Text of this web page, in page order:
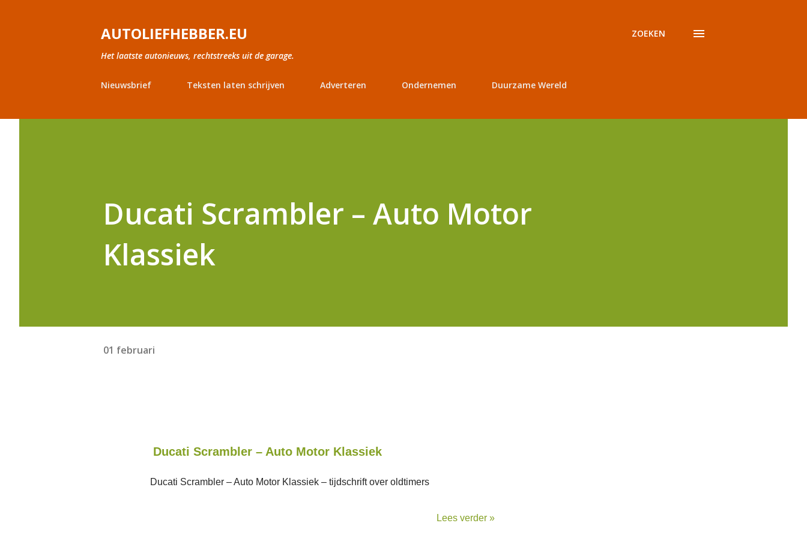
AUTOLIEFHEBBER.EU
Het laatste autonieuws, rechtstreeks uit de garage.
ZOEKEN
Nieuwsbrief Teksten laten schrijven Adverteren Ondernemen Duurzame Wereld
Ducati Scrambler – Auto Motor
Klassiek
01 februari
Ducati Scrambler – Auto Motor Klassiek
Ducati Scrambler – Auto Motor Klassiek – tijdschrift over oldtimers
Lees verder »